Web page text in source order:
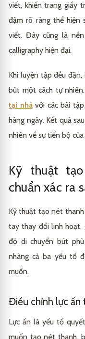
viết, khiến trang giấy
đậm rõ ràng thể hiện
viết. Đây cũng là
calligraphy hiện đại.
Khi luyện tập đều
bút một cách tự
tại nhàvới các bài
hàng ngày. Kết quả
nhiên về sự tiến bộ
Kỹ thuật
chuẩn xác ra
Kỹ thuật tạo nét
tay thay đổi linh
độ di chuyển bút
nhàng cả ba yếu tố
muốn.
Điều chỉnh lực ấn
Lực ấn là yếu tố
muốn tạo nét thanh,